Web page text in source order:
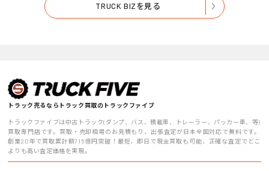
TRUCK BIZを見る
トラック売るならトラック買取のトラックファイブ
トラックファイブは中古トラック(ダンプ、バス、積載車、トレーラー、パッカー車、等)
買取専門店です。買取・売却相場のお見積もり、出張査定が日本全国対応で無料です。
創業20年で買取累計額715億円突破！最短、即日で現金買取も可能、正確な査定でどこ
よりも高い査定価格を実現。